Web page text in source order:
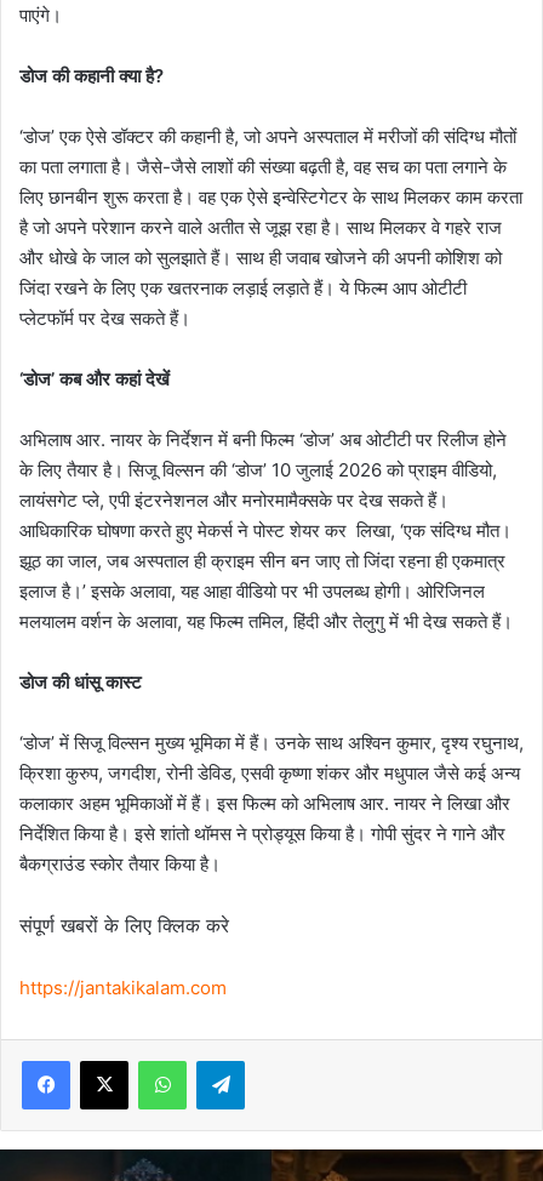
पाएंगे।
डोज की कहानी क्या है?
‘डोज’ एक ऐसे डॉक्टर की कहानी है, जो अपने अस्पताल में मरीजों की संदिग्ध मौतों
का पता लगाता है। जैसे-जैसे लाशों की संख्या बढ़ती है, वह सच का पता लगाने के
लिए छानबीन शुरू करता है। वह एक ऐसे इन्वेस्टिगेटर के साथ मिलकर काम करता
है जो अपने परेशान करने वाले अतीत से जूझ रहा है। साथ मिलकर वे गहरे राज
और धोखे के जाल को सुलझाते हैं। साथ ही जवाब खोजने की अपनी कोशिश को
जिंदा रखने के लिए एक खतरनाक लड़ाई लड़ाते हैं। ये फिल्म आप ओटीटी
प्लेटफॉर्म पर देख सकते हैं।
‘डोज’ कब और कहां देखें
अभिलाष आर. नायर के निर्देशन में बनी फिल्म ‘डोज’ अब ओटीटी पर रिलीज होने
के लिए तैयार है। सिजू विल्सन की ‘डोज’ 10 जुलाई 2026 को प्राइम वीडियो,
लायंसगेट प्ले, एपी इंटरनेशनल और मनोरमामैक्सके पर देख सकते हैं।
आधिकारिक घोषणा करते हुए मेकर्स ने पोस्ट शेयर कर लिखा, ‘एक संदिग्ध मौत।
झूठ का जाल, जब अस्पताल ही क्राइम सीन बन जाए तो जिंदा रहना ही एकमात्र
इलाज है।’ इसके अलावा, यह आहा वीडियो पर भी उपलब्ध होगी। ओरिजिनल
मलयालम वर्शन के अलावा, यह फिल्म तमिल, हिंदी और तेलुगु में भी देख सकते हैं।
डोज की धांसू कास्ट
‘डोज’ में सिजू विल्सन मुख्य भूमिका में हैं। उनके साथ अश्विन कुमार, दृश्य रघुनाथ,
क्रिशा कुरुप, जगदीश, रोनी डेविड, एसवी कृष्णा शंकर और मधुपाल जैसे कई अन्य
कलाकार अहम भूमिकाओं में हैं। इस फिल्म को अभिलाष आर. नायर ने लिखा और
निर्देशित किया है। इसे शांतो थॉमस ने प्रोड्यूस किया है। गोपी सुंदर ने गाने और
बैकग्राउंड स्कोर तैयार किया है।
संपूर्ण खबरों के लिए क्लिक करे
https://jantakikalam.com
Facebook
X WhatsAppTelegram